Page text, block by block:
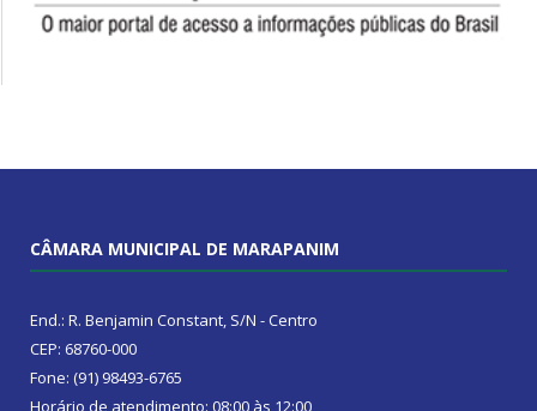
CÂMARA MUNICIPAL DE MARAPANIM
End.: R. Benjamin Constant, S/N - Centro
CEP: 68760-000
Fone: (91) 98493-6765
Horário de atendimento: 08:00 às 12:00